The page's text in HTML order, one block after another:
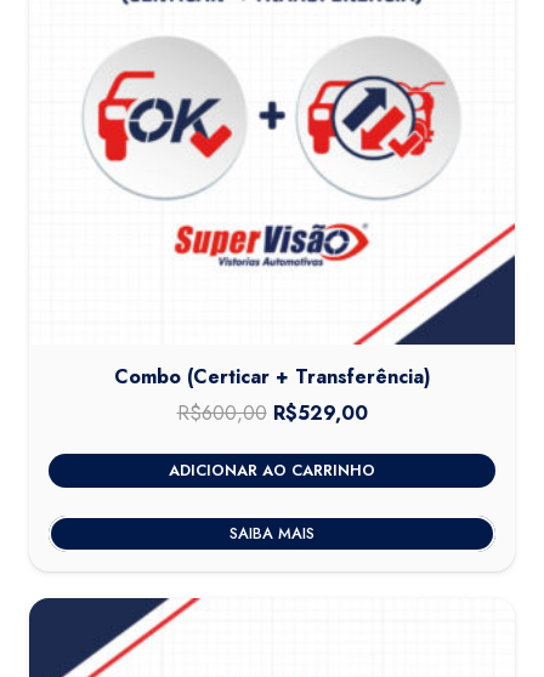
Combo (Certicar + Transferência)
R$600,00 O
preço
original
era:
R$600,00.
R$529,00O
preço
atual
é:
R$529,00.
ADICIONAR AO CARRINHO
SAIBA MAIS